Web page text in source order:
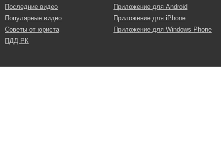
Последние видео
Популярные видео
Советы от юриста
ПДД РК
Приложение для Android
Приложение для iPhone
Приложение для Windows Phone